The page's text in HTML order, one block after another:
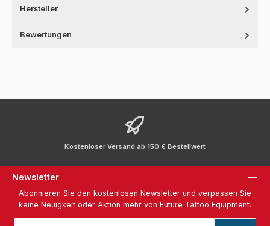
Hersteller
Bewertungen
Kostenloser Versand ab 150 € Bestellwert
Newsletter
Abonnieren Sie den kostenlosen Newsletter und verpassen Sie
keine Neuigkeit oder Aktion mehr von Future Tattoo Equipment.